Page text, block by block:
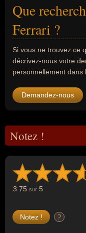
Que
Ferrari ?
Si vous ne trouvez ce
décrivez-nous votre
personnellement dans
Demandez-nous
Notez !
3.75 sur 5
?